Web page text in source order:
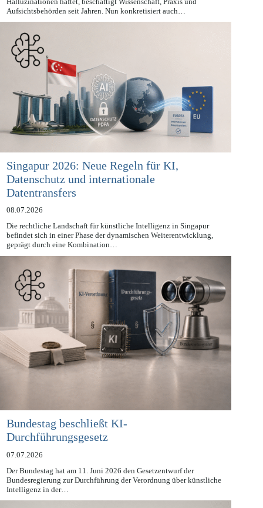
Die Frage, wer für KI-generierte Falschaussagen und sogenannte
Halluzinationen haftet, beschäftigt Wissenschaft, Praxis und
Aufsichtsbehörden seit Jahren. Nun konkretisiert auch…
Singapur 2026: Neue Regeln für KI,
Datenschutz und internationale
Datentransfers
08.07.2026
Die rechtliche Landschaft für künstliche Intelligenz in Singapur
befindet sich in einer Phase der dynamischen Weiterentwicklung,
geprägt durch eine Kombination…
Bundestag beschließt KI-
Durchführungsgesetz
07.07.2026
Der Bundestag hat am 11. Juni 2026 den Gesetzentwurf der
Bundesregierung zur Durchführung der Verordnung über künstliche
Intelligenz in der…